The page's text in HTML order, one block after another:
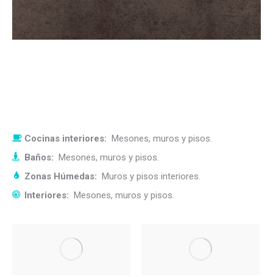
Cocinas interiores: Mesones, muros y pisos.
Baños: Mesones, muros y pisos.
Zonas Húmedas: Muros y pisos interiores.
Interiores: Mesones, muros y pisos.